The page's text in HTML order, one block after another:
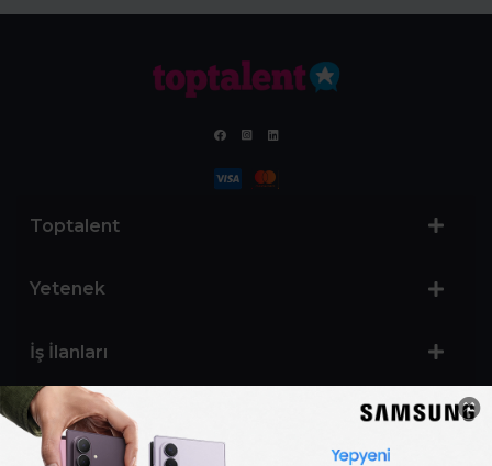
Toptalent
Yetenek
İş İlanları
Sertifika Programları